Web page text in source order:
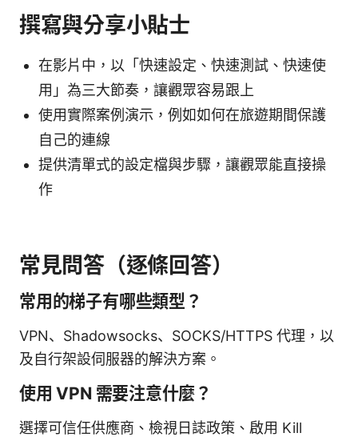
撰寫與分享小貼士
在影片中，以「快速設定、快速測試、快速使
用」為三大節奏，讓觀眾容易跟上
使用實際案例演示，例如如何在旅遊期間保護
自己的連線
提供清單式的設定檔與步驟，讓觀眾能直接操
作
常見問答（逐條回答）
常用的梯子有哪些類型？
VPN、Shadowsocks、SOCKS/HTTPS 代理，以
及自行架設伺服器的解決方案。
使用 VPN 需要注意什麼？
選擇可信任供應商、檢視日誌政策、啟用 Kill